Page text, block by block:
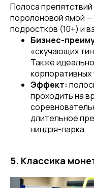
Полоса
поролоновой ямой —
подростков (10+) и
Бизнес-
«скучающих
Также
корпоративных
Эффект:
проходить на
длительное
ниндзя-парка.
5. Классика